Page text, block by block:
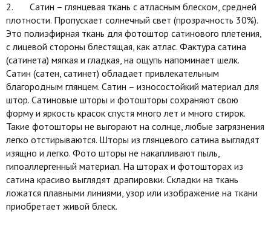
2. Сатин – глянцевая ткань с атласным блеском, средней
плотности. Пропускает солнечный свет (прозрачность 30%).
Это полиэфирная ткань для фотоштор сатинового плетения,
с лицевой стороны блестящая, как атлас. Фактура сатина
(сатинета) мягкая и гладкая, на ощупь напоминает шелк.
Сатин (сатен, сатинет) обладает привлекательным
благородным глянцем. Сатин – износостойкий материал для
штор. Сатиновые шторы и фотошторы сохраняют свою
форму и яркость красок спустя много лет и много стирок.
Такие фотошторы не выгорают на солнце, любые загрязнения
легко отстирываются. Шторы из глянцевого сатина выглядят
изящно и легко. Фото шторы не накапливают пыль,
гипоаллергенный материал. На шторах и фотошторах из
сатина красиво выглядят драпировки. Складки на ткань
ложатся плавными линиями, узор или изображение на ткани
приобретает живой блеск.